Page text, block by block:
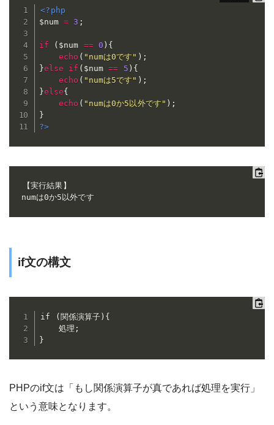
<?php
$num = 3 ;
if ( $num == 0 ) {
echo ( "numは0です" ) ;
}else if ( $num == 5 ) {
echo ( "numは5です" ) ;
}else{
echo ( "numは0か5以外です" ) ;
}
?>
【実行結果】
numは0か5以外です
if文の構文
if (関係演算子){
    処理;
}
PHPのif文は「もし関係演算子が真であれば処理を実行」
という意味となります。